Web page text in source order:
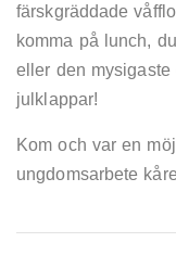
färskgräddade
komma på lunch,
eller den
julklappar!
Kom och var en
ungdomsarbete